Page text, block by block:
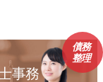
事務
債務
整理